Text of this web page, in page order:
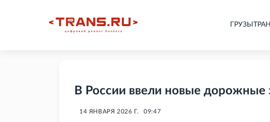
ГРУЗЫ
В России ввели новые дорожные
14 ЯНВАРЯ 2026 Г. 09:47